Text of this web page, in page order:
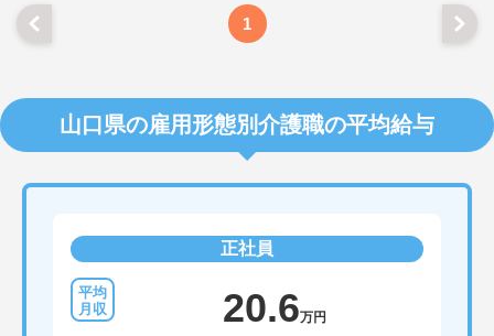
1
山口県の雇用形態別介護職の平均給与
正社員
20.6万円